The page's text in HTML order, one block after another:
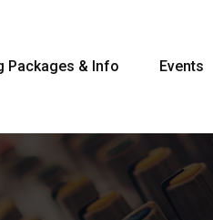
Packages & Info Events